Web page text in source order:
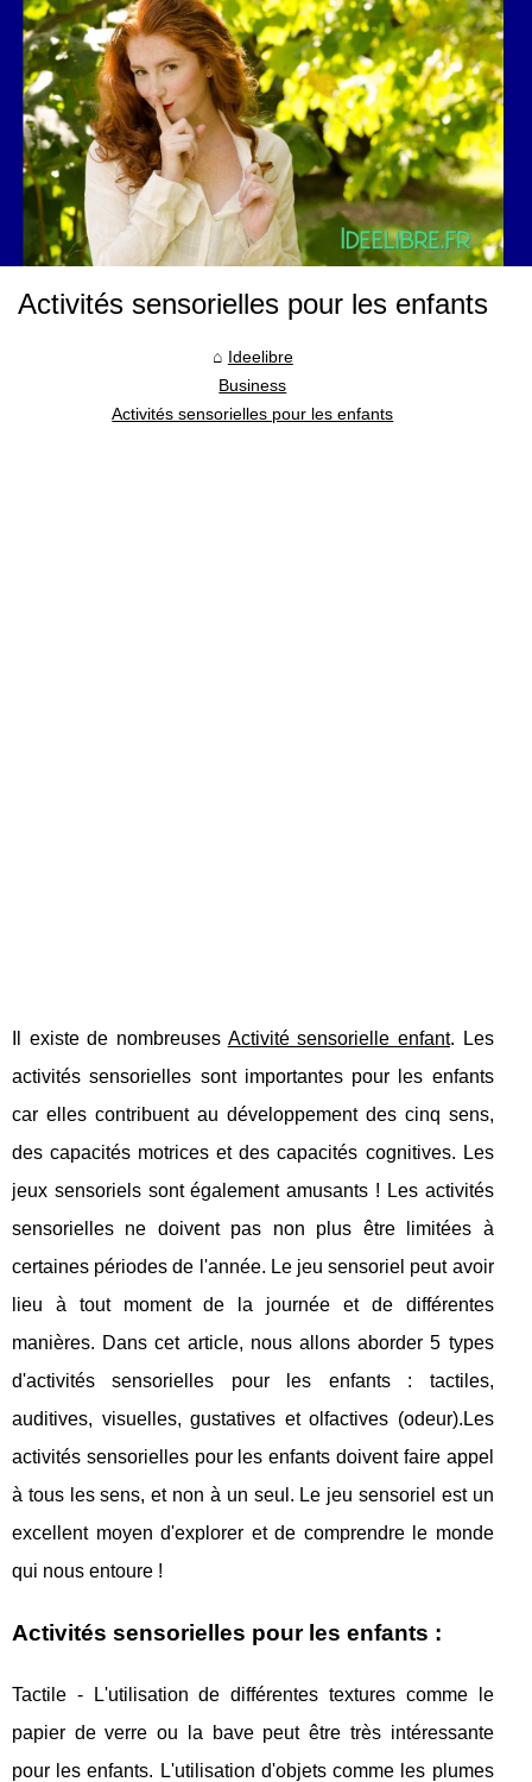
Activités sensorielles pour les enfants
Ideelibre
Business
Activités sensorielles pour les enfants
Il existe de nombreuses Activité sensorielle enfant. Les
activités sensorielles sont importantes pour les enfants
car elles contribuent au développement des cinq sens,
des capacités motrices et des capacités cognitives. Les
jeux sensoriels sont également amusants ! Les activités
sensorielles ne doivent pas non plus être limitées à
certaines périodes de l'année. Le jeu sensoriel peut avoir
lieu à tout moment de la journée et de différentes
manières. Dans cet article, nous allons aborder 5 types
d'activités sensorielles pour les enfants : tactiles,
auditives, visuelles, gustatives et olfactives (odeur).Les
activités sensorielles pour les enfants doivent faire appel
à tous les sens, et non à un seul. Le jeu sensoriel est un
excellent moyen d'explorer et de comprendre le monde
qui nous entoure !
Activités sensorielles pour les enfants :
Tactile - L'utilisation de différentes textures comme le
papier de verre ou la bave peut être très intéressante
pour les enfants. L'utilisation d'objets comme les plumes